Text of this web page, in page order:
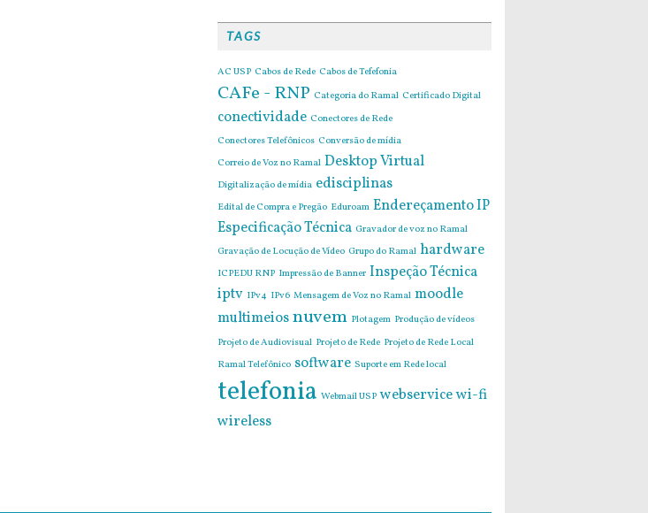
TAGS
AC USP Cabos de Rede Cabos de Tefefonia
CAFe - RNP Categoria do Ramal Certificado Digital
conectividade Conectores de Rede
Conectores Telefônicos Conversão de mídia
Correio de Voz no Ramal Desktop Virtual
Digitalização de mídia edisciplinas
Edital de Compra e Pregão Eduroam Endereçamento IP
Especificação Técnica Gravador de voz no Ramal
Gravação de Locução de Vídeo Grupo do Ramal hardware
ICPEDU RNP Impressão de Banner Inspeção Técnica
iptv IPv4 IPv6 Mensagem de Voz no Ramal moodle
multimeiosnuvem Plotagem Produção de vídeos
Projeto de Audiovisual Projeto de Rede Projeto de Rede Local
Ramal Telefônico software Suporte em Rede local
telefonia Webmail USP webservicewi-fi
wireless